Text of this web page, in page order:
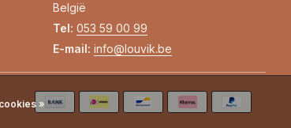
België
Tel: 053 59 00 99
E-mail: info@louvik.be
»